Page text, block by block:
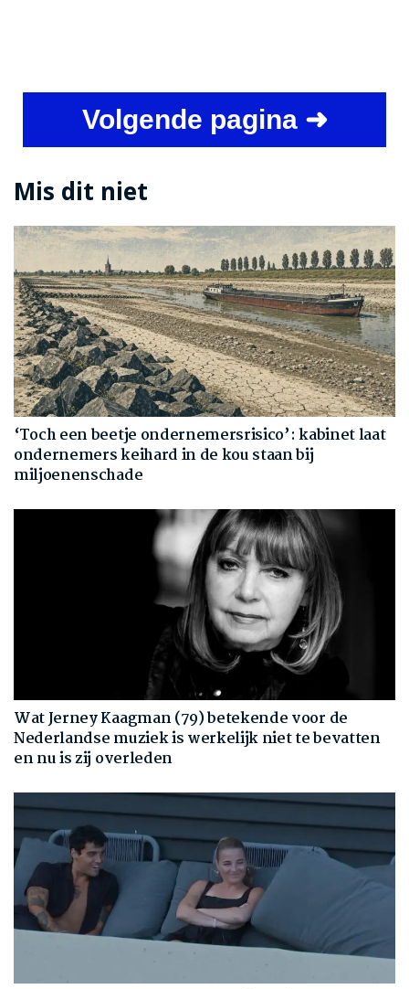
Volgende pagina ➜
Mis dit niet
‘Toch een beetje ondernemersrisico’: kabinet laat
ondernemers keihard in de kou staan bij
miljoenenschade
Wat Jerney Kaagman (79) betekende voor de
Nederlandse muziek is werkelijk niet te bevatten
en nu is zij overleden